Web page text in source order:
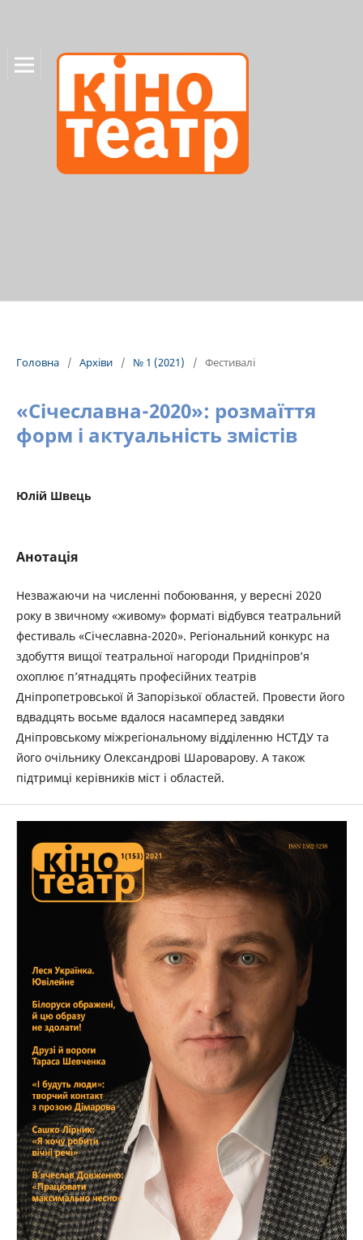
Головна / Архіви / № 1 (2021) / Фестивалі
«Січеславна-2020»: розмаїття
форм і актуальність змістів
Юлій Швець
Анотація
Незважаючи на численні побоювання, у вересні 2020
року в звичному «живому» форматі відбувся театральний
фестиваль «Січеславна-2020». Регіональний конкурс на
здобуття вищої театральної нагороди Придніпров’я
охоплює п’ятнадцять професійних театрів
Дніпропетровської й Запорізької областей. Провести його
вдвадцять восьме вдалося насамперед завдяки
Дніпровському міжрегіональному відділенню НСТДУ та
його очільнику Олександрові Шароварову. А також
підтримці керівників міст і областей.